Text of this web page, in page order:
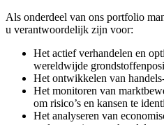
Als onderdeel van ons portfolio
u verantwoordelijk zijn voor:
Het actief verhandelen en
wereldwijde
Het ontwikkelen van
Het monitoren van
om risico’s en kansen te
Het analyseren van